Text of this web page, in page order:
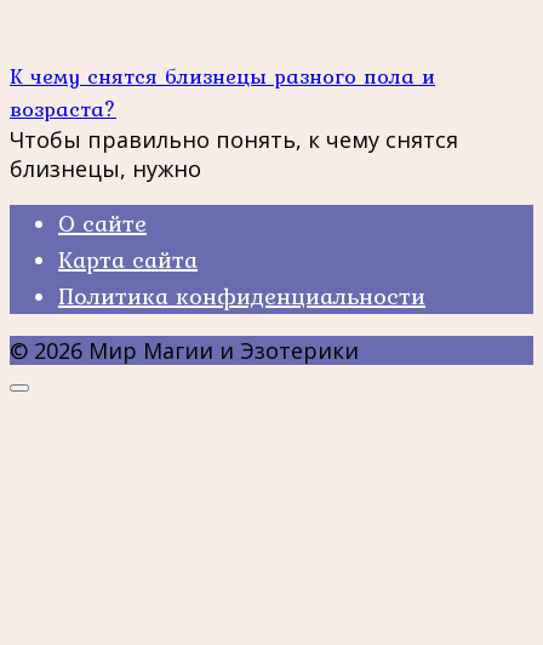
К чему снятся близнецы разного пола и
возраста?
Чтобы правильно понять, к чему снятся
близнецы, нужно
О сайте
Карта сайта
Политика конфиденциальности
© 2026 Мир Магии и Эзотерики